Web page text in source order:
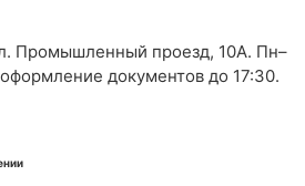
Промышленный проезд, 10А. Пн–
документов до 17:30.